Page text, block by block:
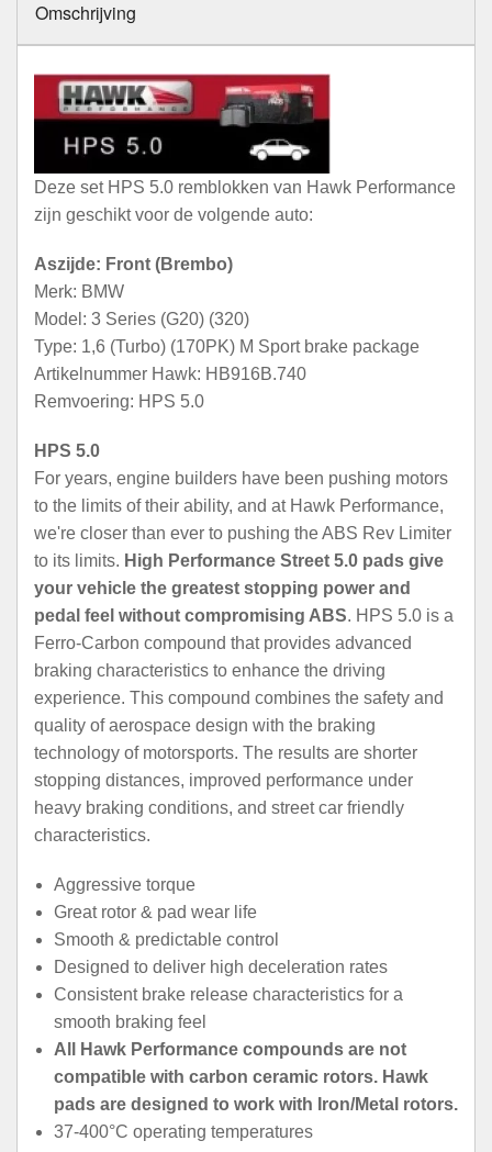
Omschrijving
Deze set HPS 5.0 remblokken van Hawk Performance
zijn geschikt voor de volgende auto:
Aszijde: Front (Brembo)
Merk: BMW
Model: 3 Series (G20) (320)
Type: 1,6 (Turbo) (170PK) M Sport brake package
Artikelnummer Hawk: HB916B.740
Remvoering: HPS 5.0
HPS 5.0
For years, engine builders have been pushing motors
to the limits of their ability, and at Hawk Performance,
we're closer than ever to pushing the ABS Rev Limiter
to its limits. High Performance Street 5.0 pads give
your vehicle the greatest stopping power and
pedal feel without compromising ABS. HPS 5.0 is a
Ferro-Carbon compound that provides advanced
braking characteristics to enhance the driving
experience. This compound combines the safety and
quality of aerospace design with the braking
technology of motorsports. The results are shorter
stopping distances, improved performance under
heavy braking conditions, and street car friendly
characteristics.
Aggressive torque
Great rotor & pad wear life
Smooth & predictable control
Designed to deliver high deceleration rates
Consistent brake release characteristics for a
smooth braking feel
All Hawk Performance compounds are not
compatible with carbon ceramic rotors. Hawk
pads are designed to work with Iron/Metal rotors.
37-400°C operating temperatures